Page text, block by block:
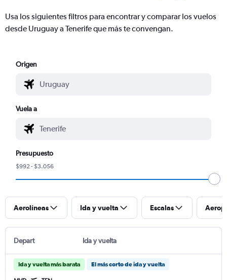
Usa los siguientes filtros para encontrar y comparar los vuelos
desde Uruguay a Tenerife que más te convengan.
Origen
Vuela a
Presupuesto
$992 - $3.056
Aerolíneas Ida y vuelta Escalas
Depart Ida y vuelta
Ida y vuelta más barata El más corto de ida y vuelta